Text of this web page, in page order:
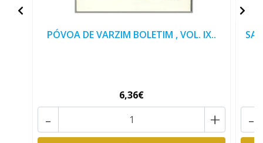
PÓVOA DE VARZIM BOLETIM , VOL. IX..
6,36€
+
- -